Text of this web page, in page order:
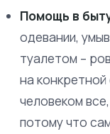
Помощь в
одевании,
туалетом –
на
человеком
потому что